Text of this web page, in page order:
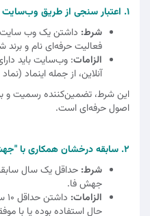
1. اعتبار سنجی از طریق وب‌سایت معتبر:
شرط: داشتن یک وب‌ سایت
فعالیت حرفه‌ای نام و
الزامات: وب‌سایت باید
آنلاین، از جمله اینماد
این شرط، تضمین‌کننده رسمیت و
اصول حرفه‌ای است.
2. سابقه درخشان همکاری با "جهش فا":
شرط: حداقل یک سال
جهش فا.
الزامات:
حال استفاده بوده یا با